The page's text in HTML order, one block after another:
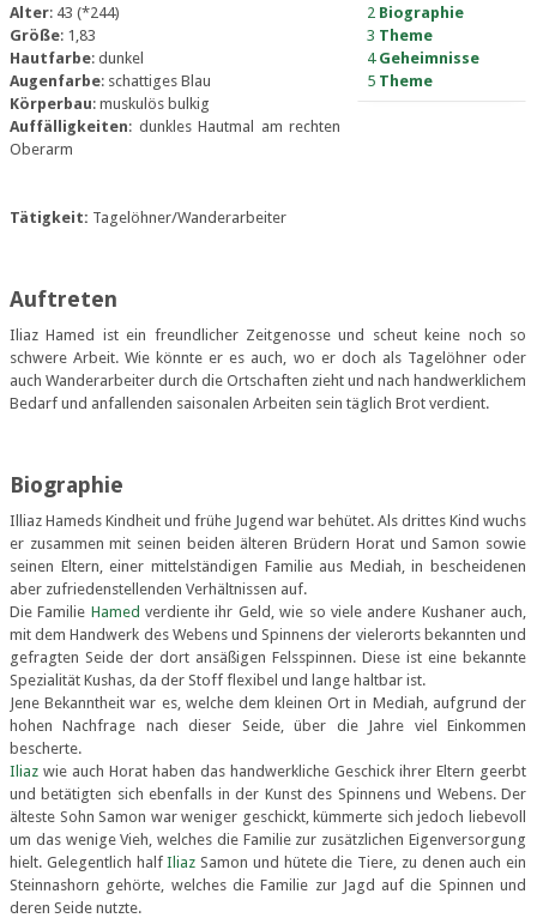
2 Biographie
3 Theme
4 Geheimnisse
5 Theme
Alter: 43 (*244)
Größe: 1,83
Hautfarbe: dunkel
Augenfarbe: schattiges Blau
Körperbau: muskulös bulkig
Auffälligkeiten: dunkles Hautmal am rechten
Oberarm
Tätigkeit: Tagelöhner/Wanderarbeiter
Auftreten
Iliaz Hamed ist ein freundlicher Zeitgenosse und scheut keine noch so
schwere Arbeit. Wie könnte er es auch, wo er doch als Tagelöhner oder
auch Wanderarbeiter durch die Ortschaften zieht und nach handwerklichem
Bedarf und anfallenden saisonalen Arbeiten sein täglich Brot verdient.
Biographie
Illiaz Hameds Kindheit und frühe Jugend war behütet. Als drittes Kind wuchs
er zusammen mit seinen beiden älteren Brüdern Horat und Samon sowie
seinen Eltern, einer mittelständigen Familie aus Mediah, in bescheidenen
aber zufriedenstellenden Verhältnissen auf.
Die Familie Hamed verdiente ihr Geld, wie so viele andere Kushaner auch,
mit dem Handwerk des Webens und Spinnens der vielerorts bekannten und
gefragten Seide der dort ansäßigen Felsspinnen. Diese ist eine bekannte
Spezialität Kushas, da der Stoff flexibel und lange haltbar ist.
Jene Bekanntheit war es, welche dem kleinen Ort in Mediah, aufgrund der
hohen Nachfrage nach dieser Seide, über die Jahre viel Einkommen
bescherte.
Iliaz wie auch Horat haben das handwerkliche Geschick ihrer Eltern geerbt
und betätigten sich ebenfalls in der Kunst des Spinnens und Webens. Der
älteste Sohn Samon war weniger geschickt, kümmerte sich jedoch liebevoll
um das wenige Vieh, welches die Familie zur zusätzlichen Eigenversorgung
hielt. Gelegentlich halfIliaz Samon und hütete die Tiere, zu denen auch ein
Steinnashorn gehörte, welches die Familie zur Jagd auf die Spinnen und
deren Seide nutzte.